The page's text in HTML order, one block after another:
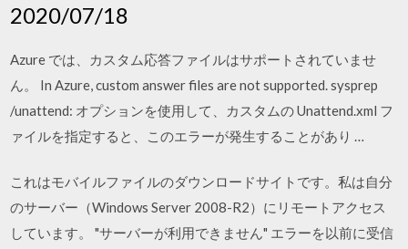
2020/07/18
Azure では、カスタム応答ファイルはサポートされていませ
ん。 In Azure, custom answer files are not supported. sysprep
/unattend: オプションを使用して、カスタムの Unattend.xml フ
ァイルを指定すると、このエラーが発生することがあり …
これはモバイルファイルのダウンロードサイトです。私は自分
のサーバー（Windows Server 2008-R2）にリモートアクセス
しています。 "サーバーが利用できません" エラーを以前に受信